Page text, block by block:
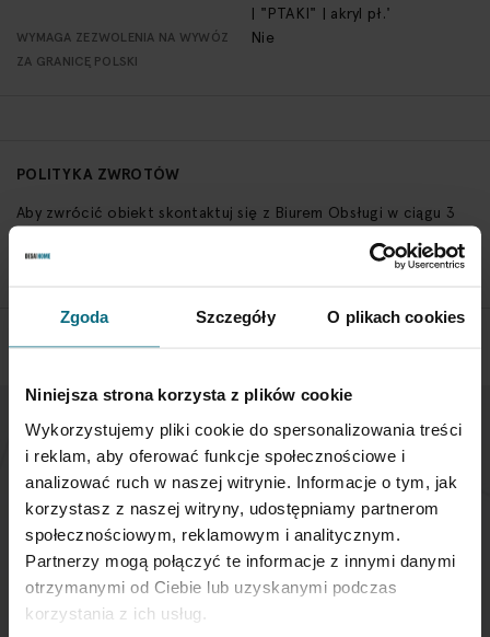
Zgoda Szczegóły O plikach cookies
Niniejsza strona korzysta z plików cookie
Wykorzystujemy pliki cookie do spersonalizowania treści
i reklam, aby oferować funkcje społecznościowe i
analizować ruch w naszej witrynie. Informacje o tym, jak
korzystasz z naszej witryny, udostępniamy partnerom
społecznościowym, reklamowym i analitycznym.
Partnerzy mogą połączyć te informacje z innymi danymi
otrzymanymi od Ciebie lub uzyskanymi podczas
korzystania z ich usług.
| "PTAKI" | akryl pł.'
WYMAGA ZEZWOLENIA NA WYWÓZ
ZA GRANICĘ POLSKI
Nie
POLITYKA ZWROTÓW
Aby zwrócić obiekt skontaktuj się z Biurem Obsługi w ciągu 3
SPRAWDŹ SZCZEGÓŁY
NEWSLETTER
Jeśli chcesz otrzymywać aktualne informacje
dotyczące oferty Desa Home - zapisz się do naszego
newslettera.